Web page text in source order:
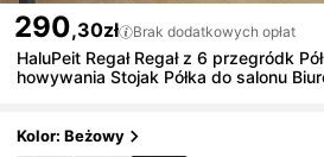
290,30zł Brak dodatkowych opłat
HaluPeit Regał Regał z 6 przegródk
howywania Stojak Półka do salonu
Kolor: Beżowy